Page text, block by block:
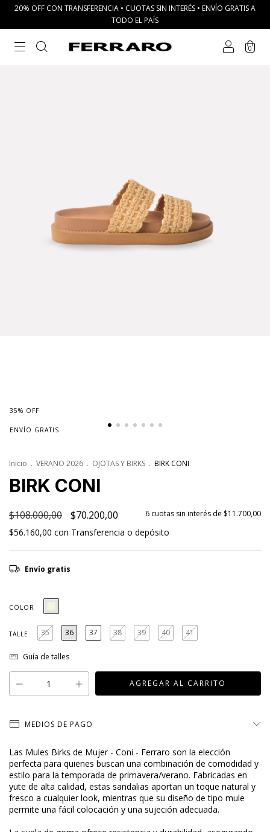
20% OFF CON TRANSFERENCIA • CUOTAS SIN INTERÉS • ENVÍO GRATIS A
TODO EL PAÍS
0
35% OFF
ENVÍO GRATIS
Inicio . VERANO 2026 . OJOTAS Y BIRKS . BIRK CONI
BIRK CONI
$108.000,00 $70.200,00 6 cuotas sin interés de $11.700,00
$56.160,00 con Transferencia o depósito
Envío gratis
COLOR
TALLE 35 36 37 38 39 40 41
Guía de talles
MEDIOS DE PAGO
Las Mules Birks de Mujer - Coni - Ferraro son la elección
perfecta para quienes buscan una combinación de comodidad y
estilo para la temporada de primavera/verano. Fabricadas en
yute de alta calidad, estas sandalias aportan un toque natural y
fresco a cualquier look, mientras que su diseño de tipo mule
permite una fácil colocación y una sujeción adecuada.